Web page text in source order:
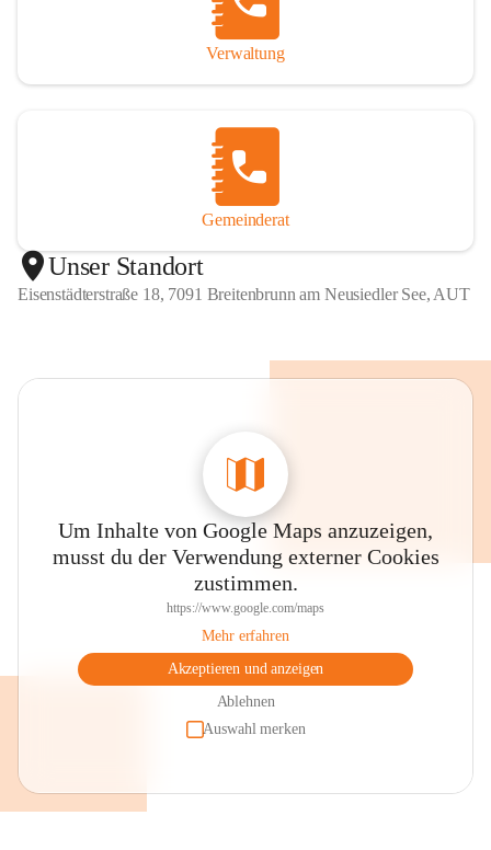
Verwaltung
Gemeinderat
Unser Standort
Eisenstädterstraße 18, 7091 Breitenbrunn am Neusiedler See, AUT
Um Inhalte von Google Maps anzuzeigen,
musst du der Verwendung externer Cookies
zustimmen.
https://www.google.com/maps
Mehr erfahren
Akzeptieren und anzeigen
Ablehnen
Auswahl merken